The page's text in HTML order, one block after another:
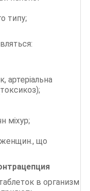
типу;
артеріальна
міхур;
що
в организм